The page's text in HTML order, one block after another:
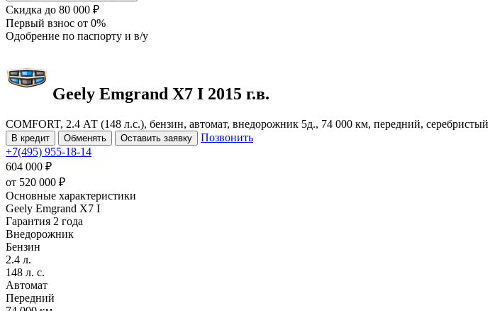
Скидка до 80 000 ₽
Первый взнос от 0%
Одобрение по паспорту и в/у
Geely Emgrand X7 I 2015 г.в.
COMFORT, 2.4 АТ (148 л.с.), бензин, автомат, внедорожник 5д., 74 000 км, передний, серебристый
В кредит Обменять Оставить заявку
Позвонить
+7(495) 955-18-14
604 000 ₽
от 520 000 ₽
Основные характеристики
Geely Emgrand X7 I
Гарантия 2 года
Внедорожник
Бензин
2.4 л.
148 л. с.
Автомат
Передний